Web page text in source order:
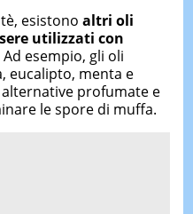
esistono altri oli
utilizzati con
Ad esempio, gli oli
eucalipto, menta e
profumate e
le spore di muffa.